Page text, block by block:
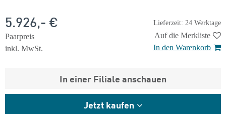
Lieferzeit: 24 Werktage
5.926,- €
Paarpreis
inkl. MwSt.
Auf die Merkliste
In den Warenkorb
In einer Filiale anschauen
Jetzt kaufen